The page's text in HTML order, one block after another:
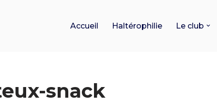
Accueil Haltérophilie Le club
snack